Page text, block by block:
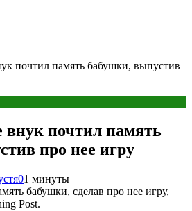
почтил память бабушки, выпустив
внук почтил память
про нее игру
01 минуты
бабушки, сделав про нее игру,
Post.